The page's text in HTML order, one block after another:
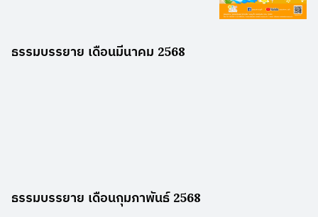
ธรรมบรรยาย เดือนมีนาคม 2568
ธรรมบรรยาย เดือนกุมภาพันธ์ 2568